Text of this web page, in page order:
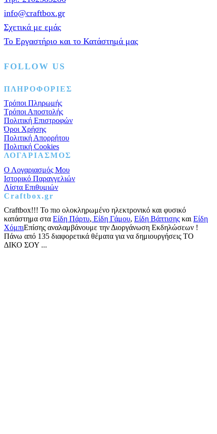
info@craftbox.gr
Σχετικά με εμάς
Το Εργαστήριο και το Κατάστημά μας
FOLLOW US
Facebook
Instagram
Pinterest
ΠΛΗΡΟΦΟΡΙΕΣ
Τρόποι Πληρωμής
Τρόποι Αποστολής
Πολιτική Επιστροφών
Όροι Χρήσης
Πολιτική Απορρήτου
Πολιτική Cookies
ΛΟΓΑΡΙΑΣΜΟΣ
Ο Λογαριασμός Μου
Ιστορικό Παραγγελιών
Λίστα Επιθυμιών
Craftbox.gr
Craftbox!!! Το πιο ολοκληρωμένο ηλεκτρονικό και φυσικό
κατάστημα στα Είδη Πάρτυ, Είδη Γάμου, Είδη Βάπτισης και Είδη
ΧόμπιΕπίσης αναλαμβάνουμε την Διοργάνωση Εκδηλώσεων !
Πάνω από 135 διαφορετικά θέματα για να δημιουργήσεις ΤΟ
ΔΙΚΟ ΣΟΥ ...